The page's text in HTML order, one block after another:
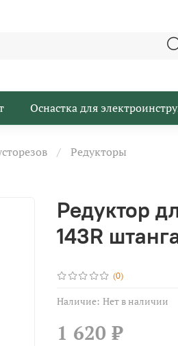
Оснастка для
Редукторы
(0)
Наличие: Нет в наличии
Редуктор
143R
1 620 ₽